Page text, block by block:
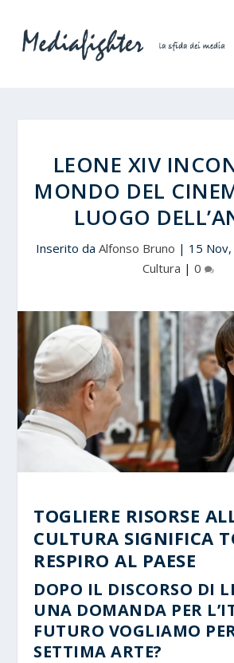
LEONE XIV
MONDO DEL
LUOGO
Inserito da Alfonso Bruno | 15
Cultura | 0
TOGLIERE RISORSE
CULTURA SIGNIFICA
RESPIRO AL PAESE
DOPO IL DISCORSO DI
UNA DOMANDA PER
FUTURO VOGLIAMO
SETTIMA ARTE?